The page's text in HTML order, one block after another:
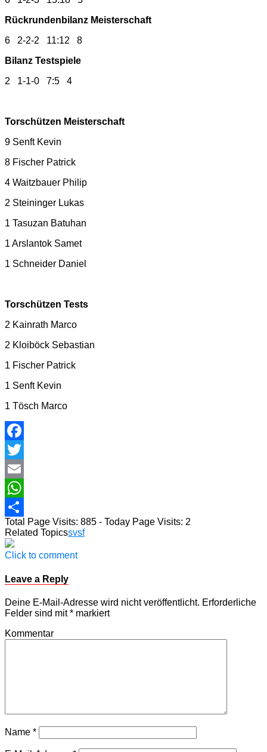
Rückrundenbilanz Meisterschaft
6 2-2-2 11:12 8
Bilanz Testspiele
2 1-1-0 7:5 4
Torschützen Meisterschaft
9 Senft Kevin
8 Fischer Patrick
4 Waitzbauer Philip
2 Steininger Lukas
1 Tasuzan Batuhan
1 Arslantok Samet
1 Schneider Daniel
Torschützen Tests
2 Kainrath Marco
2 Kloiböck Sebastian
1 Fischer Patrick
1 Senft Kevin
1 Tösch Marco
Facebook
Twitter
Email
WhatsApp
Teilen
Total Page Visits: 885 - Today Page Visits: 2
Related Topicssvsf
Click to comment
Leave a Reply
Deine E-Mail-Adresse wird nicht veröffentlicht. Erforderliche
Felder sind mit* markiert
Kommentar
Name *